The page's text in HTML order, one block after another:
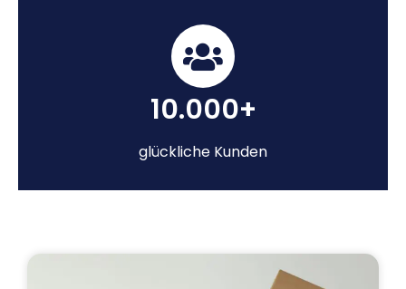
10.000+
glückliche Kunden